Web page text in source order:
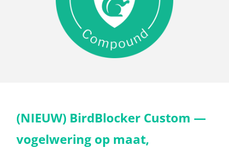
(NIEUW) BirdBlocker Custom —
vogelwering op maat,